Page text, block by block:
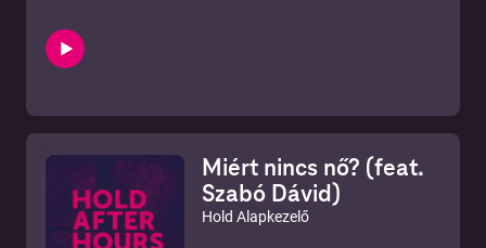
Miért nincs nő? (feat.
Szabó Dávid)
Hold Alapkezelő